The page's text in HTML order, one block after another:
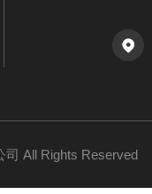
司 All Rights Reserved